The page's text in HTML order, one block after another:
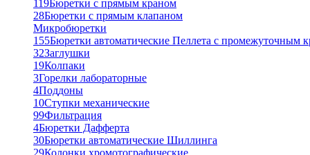
119Бюретки с прямым краном
28Бюретки с прямым клапаном
Микробюретки
155Бюретки автоматические Пеллета с промежуточным
32Заглушки
19Колпаки
3Горелки лабораторные
4Поддоны
10Ступки механические
99Фильтрация
4Бюретки Дафферта
30Бюретки автоматические Шиллинга
29Колонки хромотографические